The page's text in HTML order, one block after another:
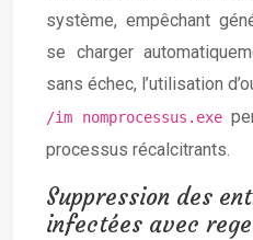
système, empêchant
se charger
sans échec, l’utilisation
/im nomprocessus.exe
processus récalcitrants.
Suppression des
infectées avec